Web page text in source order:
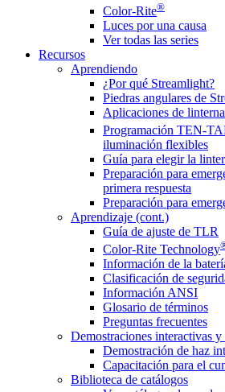
Color-Rite®
Luces por una causa
Ver todas las series
Recursos
Aprendiendo
¿Por qué Streamlight?
Piedras angulares de
Aplicaciones de
Programación TEN-
iluminación flexibles
Guía para elegir la
Preparación para
primera respuesta
Preparación para
Aprendizaje (cont.)
Guía de ajuste de TLR
Color-Rite Technology
Información de la
Clasificación de
Información ANSI
Glosario de términos
Preguntas frecuentes
Demostraciones interactivas y
Demostración de haz
Capacitación para el
Biblioteca de catálogos